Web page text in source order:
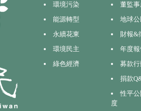
環境污染
能源轉型
永續花東
環境民主
綠色經濟
董監事
地球
財報&
年度
募款行
捐款
性平
度